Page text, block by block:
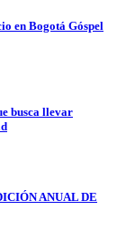
en Bogotá Góspel
busca llevar
ANUAL DE